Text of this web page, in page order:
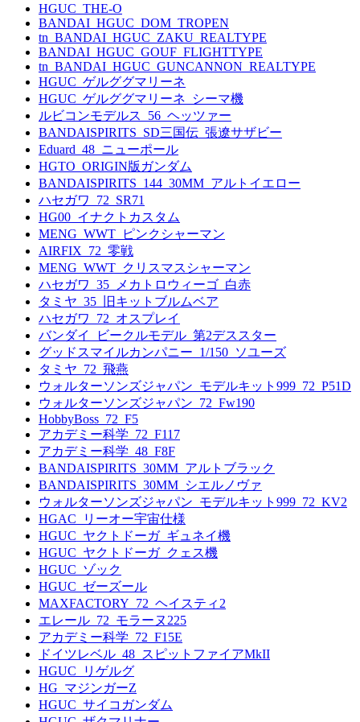
HGUC_THE-O
BANDAI_HGUC_DOM_TROPEN
tn_BANDAI_HGUC_ZAKU_REALTYPE
BANDAI_HGUC_GOUF_FLIGHTTYPE
tn_BANDAI_HGUC_GUNCANNON_REALTYPE
HGUC_ゲルググマリーネ
HGUC_ゲルググマリーネ_シーマ機
ルビコンモデルス_56_ヘッツァー
BANDAISPIRITS_SD三国伝_張遼サザビー
Eduard_48_ニューポール
HGTO_ORIGIN版ガンダム
BANDAISPIRITS_144_30MM_アルトイエロー
ハセガワ_72_SR71
HG00_イナクトカスタム
MENG_WWT_ピンクシャーマン
AIRFIX_72_零戦
MENG_WWT_クリスマスシャーマン
ハセガワ_35_メカトロウィーゴ_白赤
タミヤ_35_旧キットブルムベア
ハセガワ_72_オスプレイ
バンダイ_ビークルモデル_第2デススター
グッドスマイルカンパニー_1/150_ソユーズ
タミヤ_72_飛燕
ウォルターソンズジャパン_モデルキット999_72_P51D
ウォルターソンズジャパン_72_Fw190
HobbyBoss_72_F5
アカデミー科学_72_F117
アカデミー科学_48_F8F
BANDAISPIRITS_30MM_アルトブラック
BANDAISPIRITS_30MM_シエルノヴァ
ウォルターソンズジャパン_モデルキット999_72_KV2
HGAC_リーオー宇宙仕様
HGUC_ヤクトドーガ_ギュネイ機
HGUC_ヤクトドーガ_クェス機
HGUC_ゾック
HGUC_ゼーズール
MAXFACTORY_72_ヘイスティ2
エレール_72_モラーヌ225
アカデミー科学_72_F15E
ドイツレベル_48_スピットファイアMkII
HGUC_リゲルグ
HG_マジンガーZ
HGUC_サイコガンダム